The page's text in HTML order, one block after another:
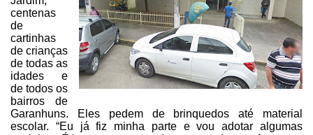
centenas
de
cartinhas
de crianças
de todas as
idades e
de todos os
bairros de
Garanhuns. Eles pedem de brinquedos até material
escolar. “Eu já fiz minha parte e vou adotar algumas